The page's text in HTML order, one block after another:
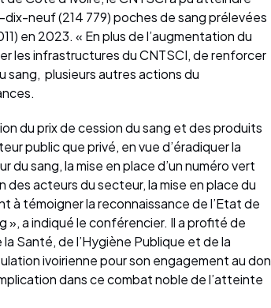
neuf (214 779) poches de sang prélevées
en 2023. « En plus de l’augmentation du
les infrastructures du CNTSCI, de renforcer
sang, plusieurs autres actions du
du prix de cession du sang et des produits
public que privé, en vue d’éradiquer la
sang, la mise en place d’un numéro vert
acteurs du secteur, la mise en place du
à témoigner la reconnaissance de l’Etat de
», a indiqué le conférencier. Il a profité de
Santé, de l’Hygiène Publique et de la
ivoirienne pour son engagement au don
dans ce combat noble de l’atteinte